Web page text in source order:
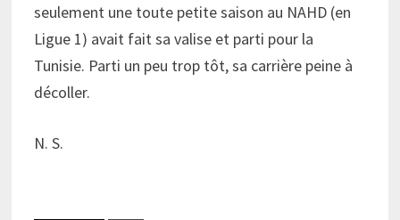
seulement une toute petite saison au NAHD (en
Ligue 1) avait fait sa valise et parti pour la
Tunisie. Parti un peu trop tôt, sa carrière peine à
décoller.
N. S.